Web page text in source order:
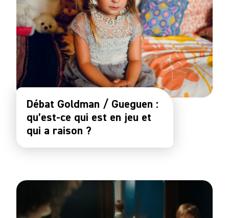
Débat Goldman / Gueguen :
qu’est-ce qui est en jeu et
qui a raison ?